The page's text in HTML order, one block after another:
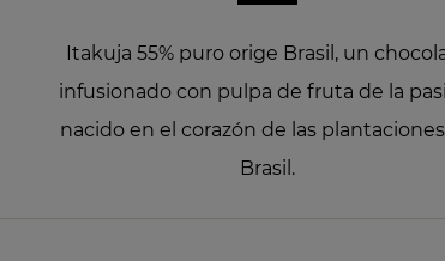
Itakuja 55% puro orige Brasil, un
infusionado con pulpa de fruta de la
nacido en el corazón de las
Brasil.